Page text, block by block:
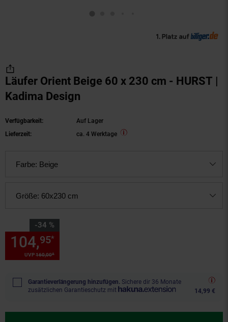
Läufer Orient Beige 60 x 230 cm - HURST |
Kadima Design
Verfügbarkeit:
Auf Lager
Lieferzeit:
ca. 4 Werktage
Farbe: Beige
Größe: 60x230 cm
-34 %
Sie Sparen 34 Prozent,
UVP160,00*
104,95*
Garantieverlängerung hinzufügen. Sichere dir 36 Monate
zusätzlichen Garantieschutz mit
14,99 €